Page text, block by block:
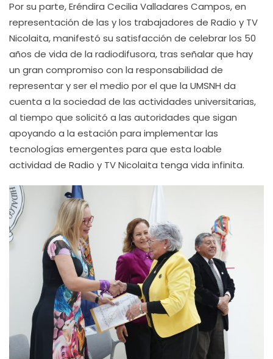
Por su parte, Eréndira Cecilia Valladares Campos, en
representación de las y los trabajadores de Radio y TV
Nicolaita, manifestó su satisfacción de celebrar los 50
años de vida de la radiodifusora, tras señalar que hay
un gran compromiso con la responsabilidad de
representar y ser el medio por el que la UMSNH da
cuenta a la sociedad de las actividades universitarias,
al tiempo que solicitó a las autoridades que sigan
apoyando a la estación para implementar las
tecnologías emergentes para que esta loable
actividad de Radio y TV Nicolaita tenga vida infinita.